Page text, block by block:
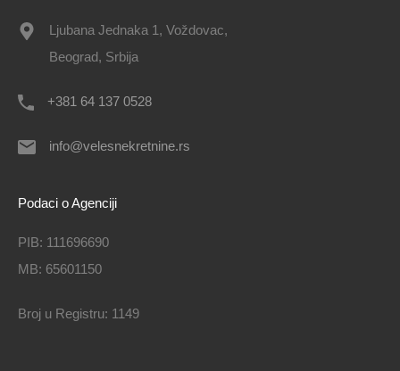
Ljubana Jednaka 1, Voždovac,
Beograd, Srbija
+381 64 137 0528
info@velesnekretnine.rs
Podaci o Agenciji
PIB: 111696690
MB: 65601150
Broj u Registru: 1149